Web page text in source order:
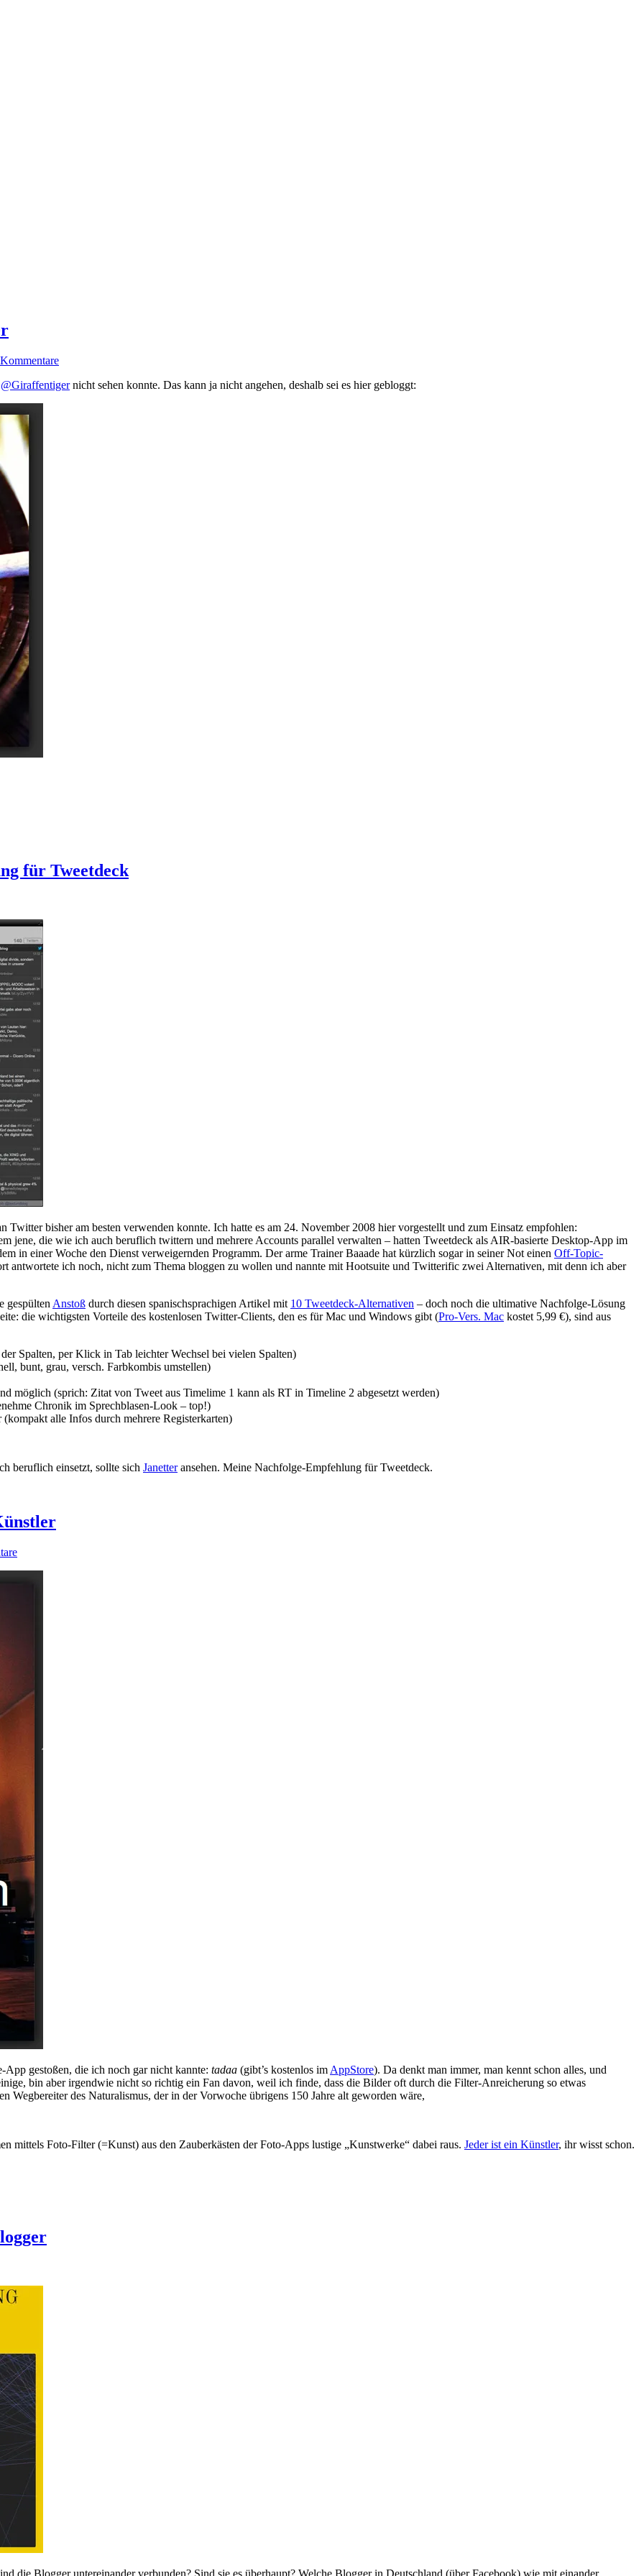
@Giraffentigernicht sehen konnte. Das kann ja nicht angehen, deshalb sei es hier gebloggt:
für Tweetdeck
Twitter bisher am besten verwenden konnte. Ich hatte es am 24. November 2008 hier vorgestellt und zum Einsatz empfohlen:
jene, die wie ich auch beruflich twittern und mehrere Accounts parallel verwalten – hatten Tweetdeck als AIR-basierte Desktop-App im
in einer Woche den Dienst verweigernden Programm. Der arme Trainer Baaade hat kürzlich sogar in seiner Not einen Off-Topic-
antwortete ich noch, nicht zum Thema bloggen zu wollen und nannte mit Hootsuite und Twitterific zwei Alternativen, mit denn ich aber
gespülten Anstoß durch diesen spanischsprachigen Artikel mit 10 Tweetdeck-Alternativen – doch noch die ultimative Nachfolge-Lösung
die wichtigsten Vorteile des kostenlosen Twitter-Clients, den es für Mac und Windows gibt (Pro-Vers. Mac kostet 5,99 €), sind aus
Spalten, per Klick in Tab leichter Wechsel bei vielen Spalten)
bunt, grau, versch. Farbkombis umstellen)
möglich (sprich: Zitat von Tweet aus Timelime 1 kann als RT in Timeline 2 abgesetzt werden)
Chronik im Sprechblasen-Look – top!)
alle Infos durch mehrere Registerkarten)
beruflich einsetzt, sollte sich Janetteransehen. Meine Nachfolge-Empfehlung für Tweetdeck.
gestoßen, die ich noch gar nicht kannte: tadaa (gibt’s kostenlos im AppStore). Da denkt man immer, man kennt schon alles, und
bin aber irgendwie nicht so richtig ein Fan davon, weil ich finde, dass die Bilder oft durch die Filter-Anreicherung so etwas
Wegbereiter des Naturalismus, der in der Vorwoche übrigens 150 Jahre alt geworden wäre,
mittels Foto-Filter (=Kunst) aus den Zauberkästen der Foto-Apps lustige „Kunstwerke“ dabei raus. Jeder ist ein Künstler, ihr wisst schon.